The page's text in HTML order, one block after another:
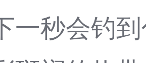
一秒会钓